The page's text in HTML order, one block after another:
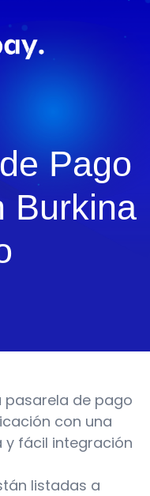
Pago
Burkina
pasarela de pago
con una
y fácil integración
listadas a